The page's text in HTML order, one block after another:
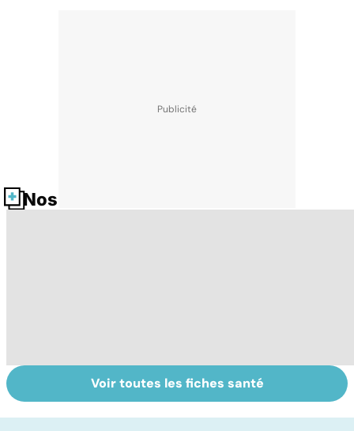
Nos fiches santé
Tout savoir sur
les infections
Inflammation des
amygdales : que
Voir toutes les fiches santé